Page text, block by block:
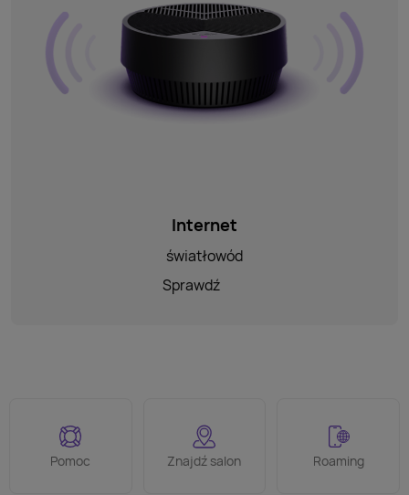
Internet
światłowód
Sprawdź
Pomoc Znajdź salon Roaming